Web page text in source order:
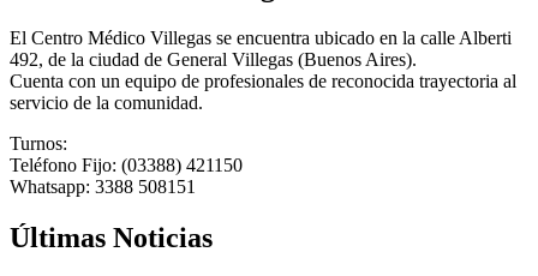
El Centro Médico Villegas se encuentra ubicado en la calle Alberti
492, de la ciudad de General Villegas (Buenos Aires).
Cuenta con un equipo de profesionales de reconocida trayectoria al
servicio de la comunidad.
Turnos:
Teléfono Fijo: (03388) 421150
Whatsapp: 3388 508151
Últimas Noticias